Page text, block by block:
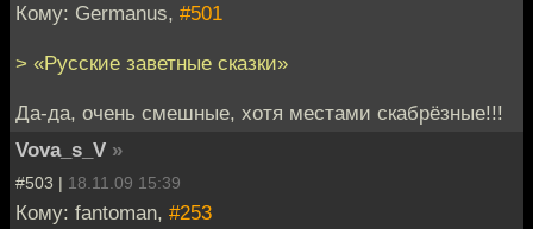
Кому: Germanus, #501
> «Русские заветные сказки»
Да-да, очень смешные, хотя местами скабрёзные!!!
Vova_s_V »
#503 | 18.11.09 15:39
Кому: fantoman, #253